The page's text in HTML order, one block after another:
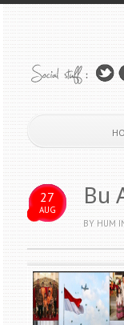
27
AUG
Bu
BY HUM